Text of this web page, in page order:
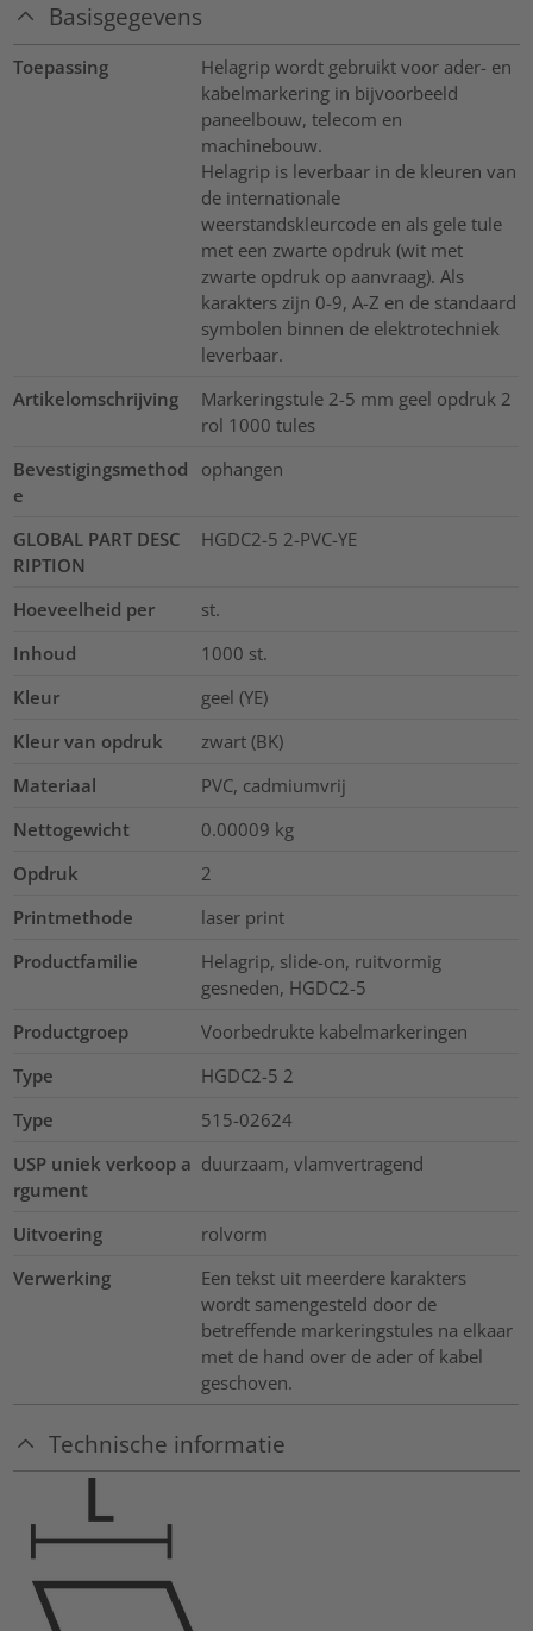
Basisgegevens
Toepassing
Helagrip wordt gebruikt voor ader- en
kabelmarkering in bijvoorbeeld
paneelbouw, telecom en
machinebouw.
Helagrip is leverbaar in de kleuren van
de internationale
weerstandskleurcode en als gele tule
met een zwarte opdruk (wit met
zwarte opdruk op aanvraag). Als
karakters zijn 0-9, A-Z en de standaard
symbolen binnen de elektrotechniek
leverbaar.
Artikelomschrijving
Markeringstule 2-5 mm geel opdruk 2
rol 1000 tules
Bevestigingsmethod
e
ophangen
GLOBAL PART DESC
RIPTION
HGDC2-5 2-PVC-YE
Hoeveelheid per
st.
Inhoud
1000 st.
Kleur
geel (YE)
Kleur van opdruk
zwart (BK)
Materiaal
PVC, cadmiumvrij
Nettogewicht
0.00009 kg
Opdruk
2
Printmethode
laser print
Productfamilie
Helagrip, slide-on, ruitvormig
gesneden, HGDC2-5
Productgroep
Voorbedrukte kabelmarkeringen
Type
HGDC2-5 2
Type
515-02624
USP uniek verkoop a
rgument
duurzaam, vlamvertragend
Uitvoering
rolvorm
Verwerking
Een tekst uit meerdere karakters
wordt samengesteld door de
betreffende markeringstules na elkaar
met de hand over de ader of kabel
geschoven.
Technische informatie